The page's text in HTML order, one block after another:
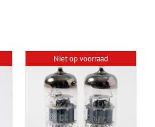
Niet op voorraad